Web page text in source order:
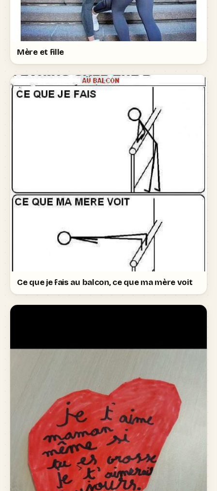
Mère et fille
Ce que je fais au balcon, ce que ma mère voit